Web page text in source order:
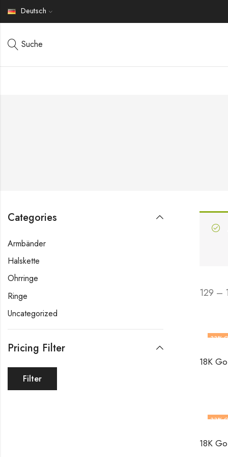
Deutsch
Suche
129 –
33%
33%
Categories
Armbänder
Halskette
Ohrringe
Ringe
Uncategorized
Pricing Filter
Filter